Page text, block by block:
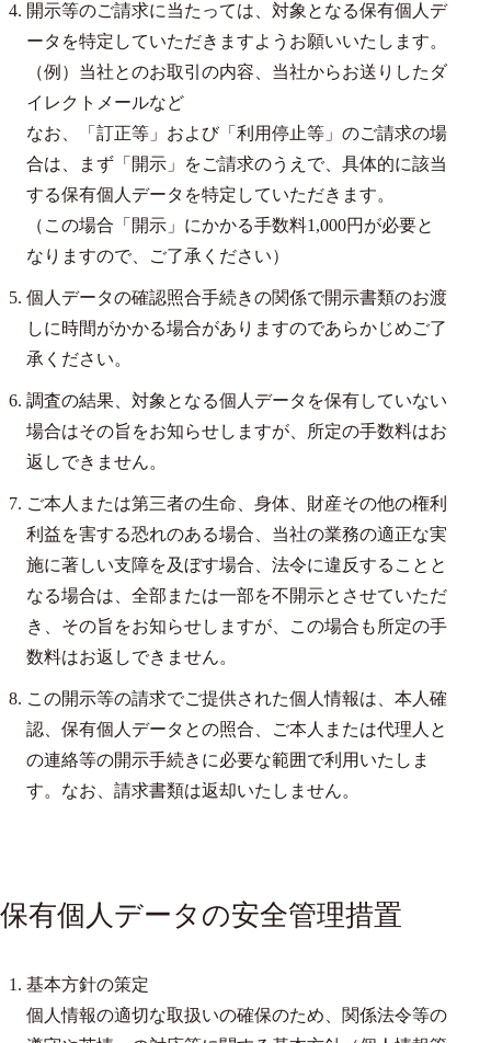
開示等のご請求に当たっては、対象となる保有個人デ
ータを特定していただきますようお願いいたします。
（例）当社とのお取引の内容、当社からお送りしたダ
イレクトメールなど
なお、「訂正等」および「利用停止等」のご請求の場
合は、まず「開示」をご請求のうえで、具体的に該当
する保有個人データを特定していただきます。
（この場合「開示」にかかる手数料1,000円が必要と
なりますので、ご了承ください）
個人データの確認照合手続きの関係で開示書類のお渡
しに時間がかかる場合がありますのであらかじめご了
承ください。
調査の結果、対象となる個人データを保有していない
場合はその旨をお知らせしますが、所定の手数料はお
返しできません。
ご本人または第三者の生命、身体、財産その他の権利
利益を害する恐れのある場合、当社の業務の適正な実
施に著しい支障を及ぼす場合、法令に違反することと
なる場合は、全部または一部を不開示とさせていただ
き、その旨をお知らせしますが、この場合も所定の手
数料はお返しできません。
この開示等の請求でご提供された個人情報は、本人確
認、保有個人データとの照合、ご本人または代理人と
の連絡等の開示手続きに必要な範囲で利用いたしま
す。なお、請求書類は返却いたしません。
保有個人データの安全管理措置
基本方針の策定
個人情報の適切な取扱いの確保のため、関係法令等の